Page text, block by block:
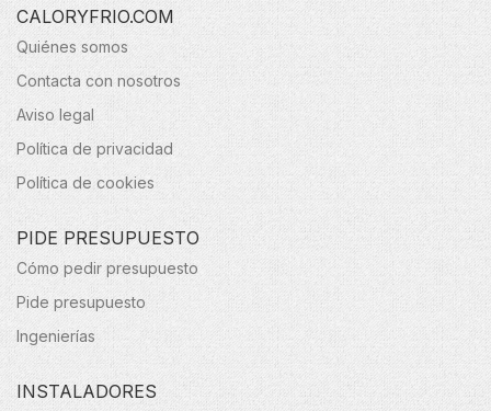
CALORYFRIO.COM
Quiénes somos
Contacta con nosotros
Aviso legal
Política de privacidad
Política de cookies
PIDE PRESUPUESTO
Cómo pedir presupuesto
Pide presupuesto
Ingenierías
INSTALADORES